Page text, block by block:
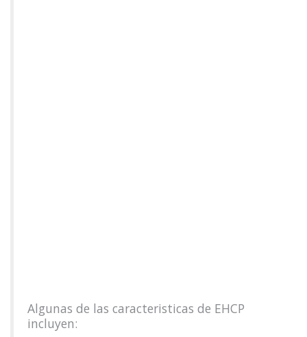
Algunas de las caracteristicas de EHCP
incluyen: